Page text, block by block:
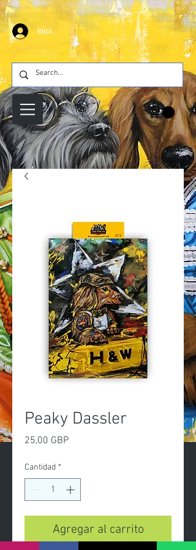
Iniciar sesión
Peaky Dassler
25,00 GBPPrecio
Cantidad *
Agregar al carrito